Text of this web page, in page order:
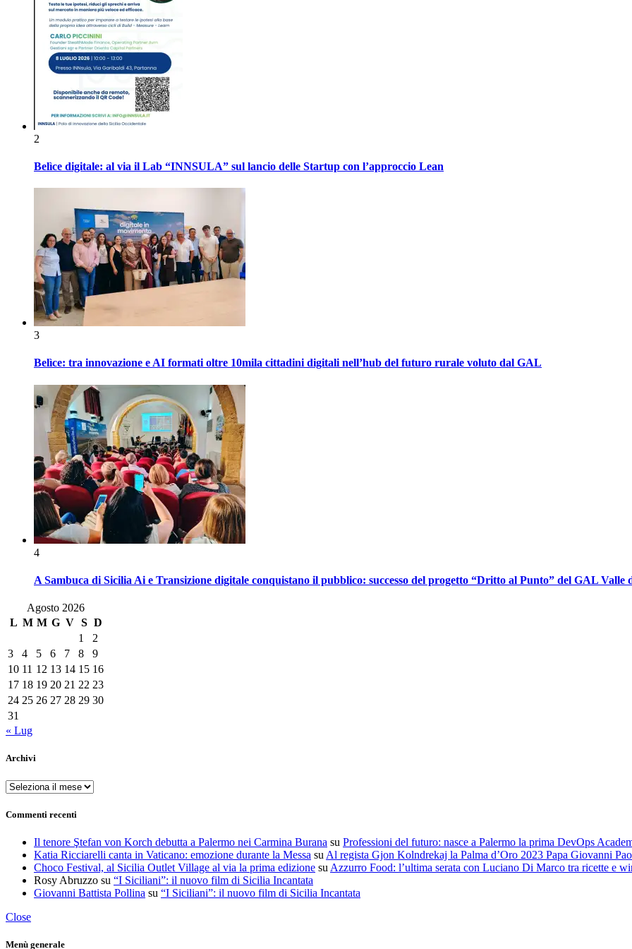
2
Belìce digitale: al via il Lab “INNSULA” sul lancio delle Startup con l’approccio Lean
3
Belìce: tra innovazione e AI formati oltre 10mila cittadini digitali nell’hub del futuro rurale voluto dal GAL
4
A Sambuca di Sicilia Ai e Transizione digitale conquistano il pubblico: successo del progetto “Dritto al Punto” del GAL Valle
Agosto 2026
L M M G V S D
1
2
3
4 5 6 7 8
9
10 11 12 13 14 15 16
17 18 19 20 21 22 23
24 25 26 27 28 29 30
31
« Lug
Archivi
Archivi
Commenti recenti
Il tenore Ştefan von Korch debutta a Palermo nei Carmina Burana su Professioni del futuro: nasce a Palermo la prima DevOps
Katia Ricciarelli canta in Vaticano: emozione durante la Messa su Al regista Gjon Kolndrekaj la Palma d’Oro 2023 Papa Giovanni
Choco Festival, al Sicilia Outlet Village al via la prima edizione su Azzurro Food: l’ultima serata con Luciano Di Marco tra ricette e
Rosy Abruzzo su “I Siciliani”: il nuovo film di Sicilia Incantata
Giovanni Battista Pollina su “I Siciliani”: il nuovo film di Sicilia Incantata
Close
Menù generale